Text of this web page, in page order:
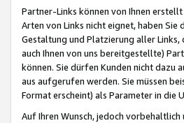
Partner-Links können von Ihnen
Arten von Links nicht eignet, haben
Gestaltung und Platzierung aller
auch Ihnen von uns bereitgestellte)
können. Sie dürfen Kunden nicht dazu
aus aufgerufen werden. Sie müssen
Format erscheint) als Parameter in die
Auf Ihren Wunsch, jedoch